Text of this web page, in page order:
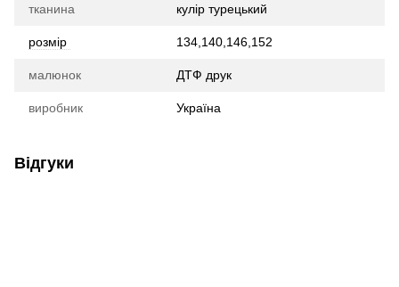
тканина кулір турецький
розмір 134,140,146,152
малюнок ДТФ друк
виробник Україна
Відгуки